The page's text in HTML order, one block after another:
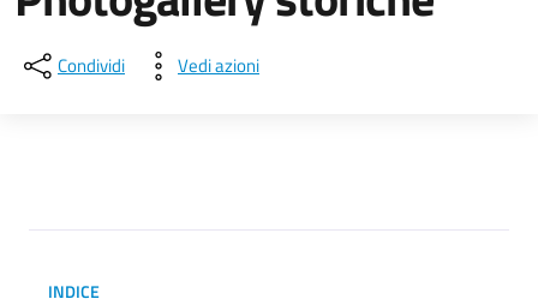
Condividi Vedi azioni
INDICE